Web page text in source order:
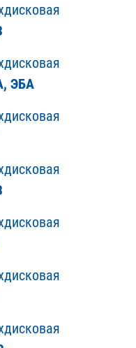
ЭБА